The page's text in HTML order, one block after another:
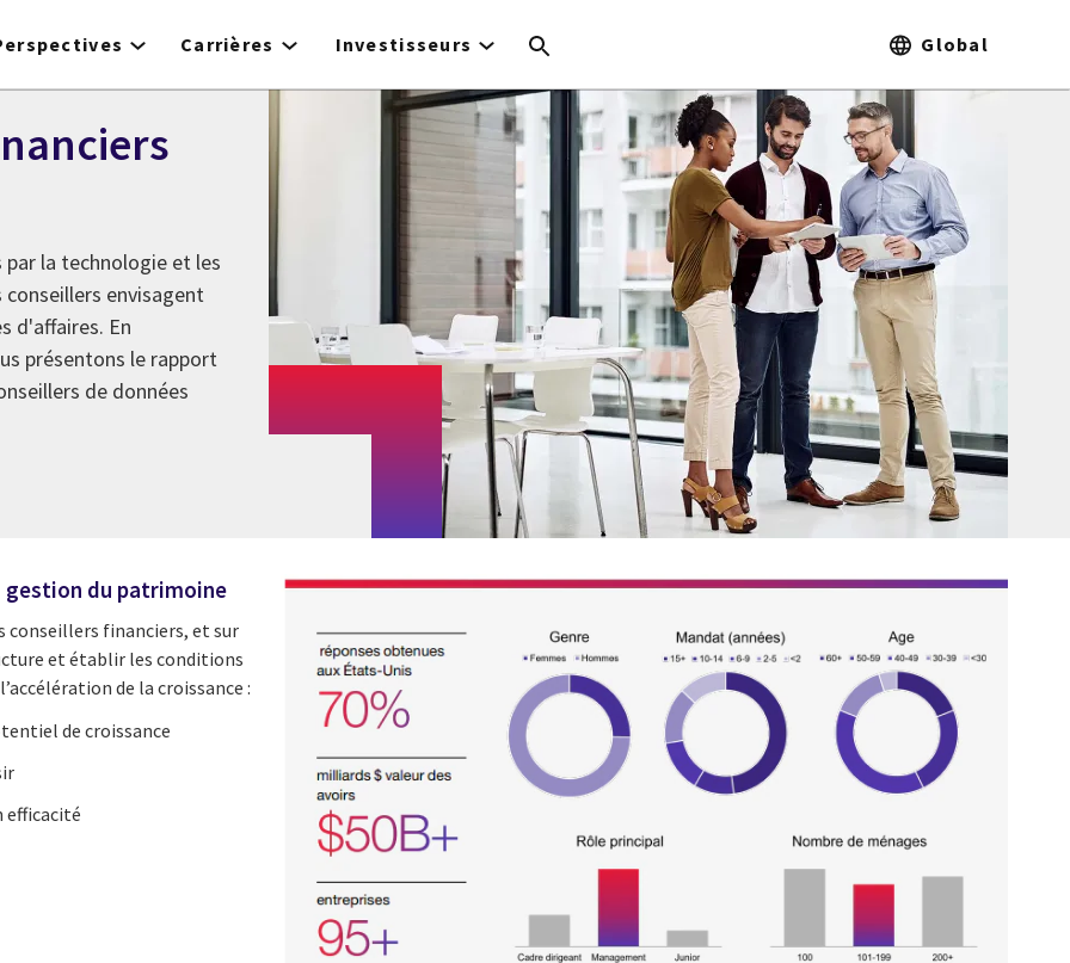
Carrières Investisseurs Global
la technologie et les
envisagent
d'affaires. En
présentons le rapport
de données
gestion du patrimoine
conseillers financiers, et sur
et établir les conditions
de la croissance :
de croissance
efficacité